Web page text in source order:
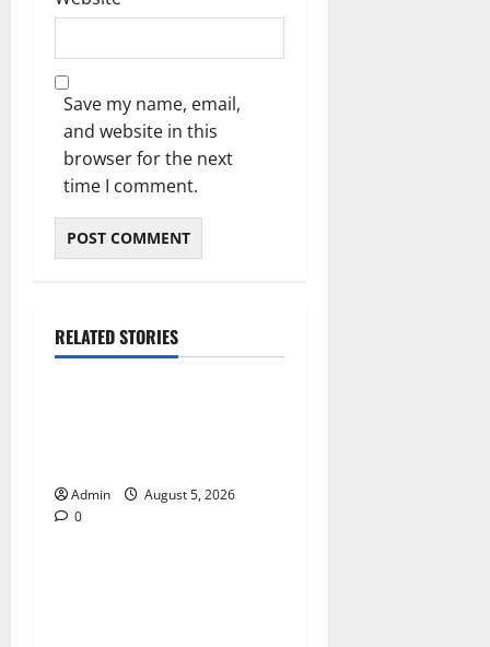
Save my name, email,
and website in this
browser for the next
time I comment.
RELATED STORIES
Blog
Admin
August 5, 2026
0Blog